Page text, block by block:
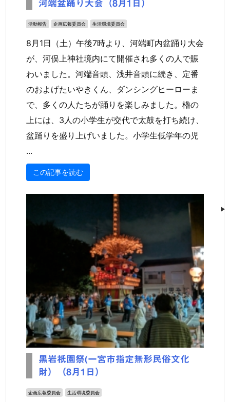
河端盆踊り大会（8月1日）
活動報告 企画広報委員会 生活環境委員会
8月1日（土）午後7時より、河端町内盆踊り大会
が、河俣上神社境内にて開催され多くの人で賑
わいました。河端音頭、浅井音頭に続き、定番
のおよげたいやきくん、ダンシングヒーローま
で、多くの人たちが踊りを楽しみました。櫓の
上には、3人の小学生が交代で太鼓を打ち続け、
盆踊りを盛り上げいました。小学生低学年の児
...
この記事を読む
黒岩祇園祭(一宮市指定無形民俗文化
財）（8月1日）
企画広報委員会 生活環境委員会